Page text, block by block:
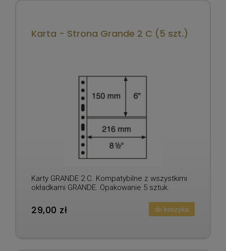
Karta - Strona Grande 2 C (5 szt.)
Karty GRANDE 2 C. Kompatybilne z wszystkimi
okładkami GRANDE. Opakowanie 5 sztuk.
29,00 zł do koszyka